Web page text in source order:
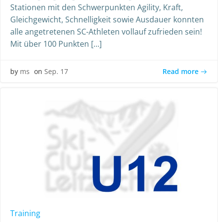
Stationen mit den Schwerpunkten Agility, Kraft,
Gleichgewicht, Schnelligkeit sowie Ausdauer konnten
alle angetretenen SC-Athleten vollauf zufrieden sein!
Mit über 100 Punkten […]
by ms on Sep. 17 Read more
Training